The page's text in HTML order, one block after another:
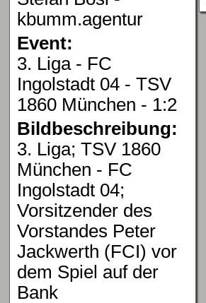
kbumm.agentur
Event:
3. Liga - FC
Ingolstadt 04 - TSV
1860 München - 1:2
Bildbeschreibung:
3. Liga; TSV 1860
München - FC
Ingolstadt 04;
Vorsitzender des
Vorstandes Peter
Jackwerth (FCI) vor
dem Spiel auf der
Bank